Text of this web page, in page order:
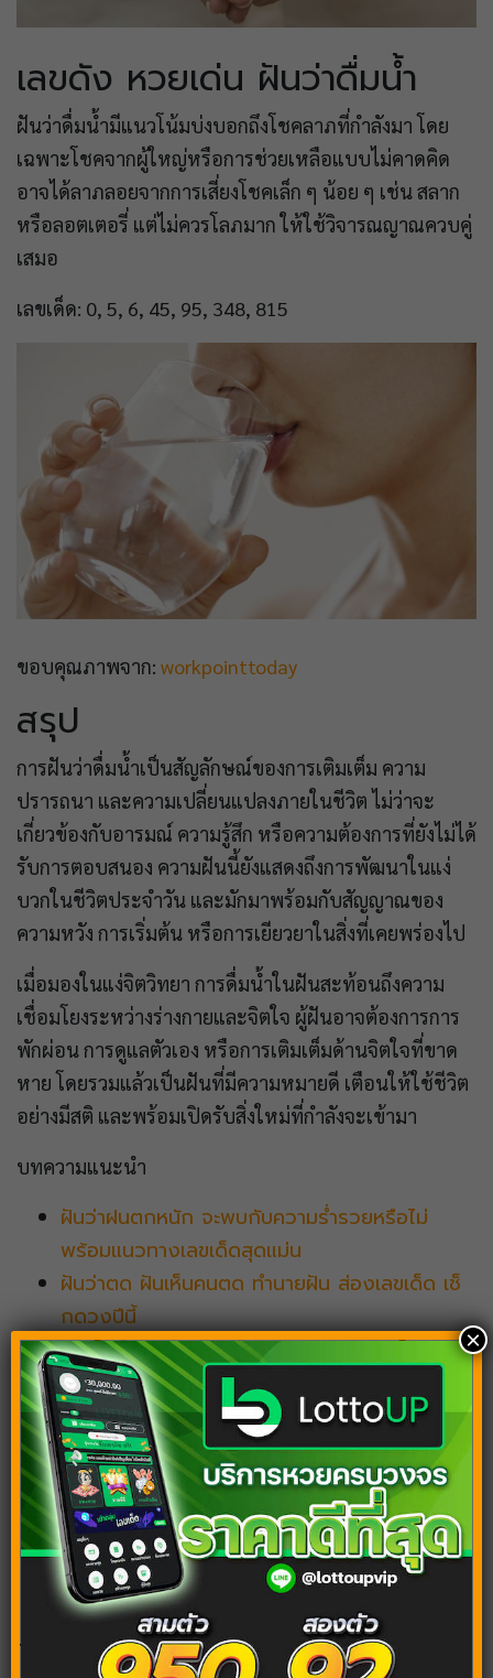
เลขดัง หวยเด่น ฝันว่าดื่มน้ำ
ฝันว่าดื่มน้ำมีแนวโน้มบ่งบอกถึงโชคลาภที่กำลังมา โดย
เฉพาะโชคจากผู้ใหญ่หรือการช่วยเหลือแบบไม่คาดคิด
อาจได้ลาภลอยจากการเสี่ยงโชคเล็ก ๆ น้อย ๆ เช่น สลาก
หรือลอตเตอรี่ แต่ไม่ควรโลภมาก ให้ใช้วิจารณญาณควบคู่
เสมอ
เลขเด็ด: 0, 5, 6, 45, 95, 348, 815
ขอบคุณภาพจาก: workpointtoday
สรุป
การฝันว่าดื่มน้ำเป็นสัญลักษณ์ของการเติมเต็ม ความ
ปรารถนา และความเปลี่ยนแปลงภายในชีวิต ไม่ว่าจะ
เกี่ยวข้องกับอารมณ์ ความรู้สึก หรือความต้องการที่ยังไม่ได้
รับการตอบสนอง ความฝันนี้ยังแสดงถึงการพัฒนาในแง่
บวกในชีวิตประจำวัน และมักมาพร้อมกับสัญญาณของ
ความหวัง การเริ่มต้น หรือการเยียวยาในสิ่งที่เคยพร่องไป
เมื่อมองในแง่จิตวิทยา การดื่มน้ำในฝันสะท้อนถึงความ
เชื่อมโยงระหว่างร่างกายและจิตใจ ผู้ฝันอาจต้องการการ
พักผ่อน การดูแลตัวเอง หรือการเติมเต็มด้านจิตใจที่ขาด
หาย โดยรวมแล้วเป็นฝันที่มีความหมายดี เตือนให้ใช้ชีวิต
อย่างมีสติ และพร้อมเปิดรับสิ่งใหม่ที่กำลังจะเข้ามา
บทความแนะนำ
ฝันว่าฝนตกหนัก จะพบกับความร่ำรวยหรือไม่
พร้อมแนวทางเลขเด็ดสุดแม่น
ฝันว่าตด ฝันเห็นคนตด ทำนายฝัน ส่องเลขเด็ด เช็
กดวงปีนี้
ฝันเห็นขี้ รวยรับทรัพย์แน่นอน พร้อมเลขเด็ดที่น่า
สนใจ
ฝันว่าผอม คำทำนายฝัน พร้อมแจกเลขเด็ดชุดใหญ่
จัดเต็ม
ฝันว่าตกนรก จะเสียทรัยพ์หรือรับโชคกันแน่ พร้อม
เลขเด็ดแม่นๆ
Tags: ฝันว่ากินน้ำ ฝันว่าดื่มน้ำ
×